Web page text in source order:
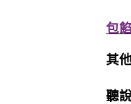
包
其
聽